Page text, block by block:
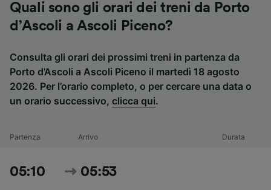
Quali sono gli orari dei treni da Porto
d’Ascoli a Ascoli Piceno?
Consulta gli orari dei prossimi treni in partenza da
Porto d’Ascoli a Ascoli Piceno il martedì 18 agosto
2026. Per l’orario completo, o per cercare una data o
un orario successivo, clicca qui.
Partenza Arrivo Durata
05:10 05:53